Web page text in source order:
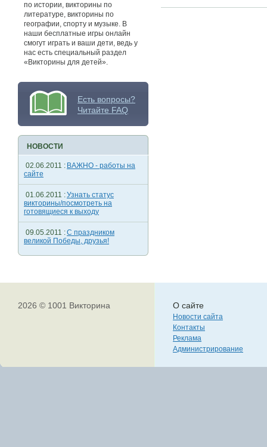
по истории, викторины по
литературе, викторины по
географии, спорту и музыке. В
наши бесплатные игры онлайн
смогут играть и ваши дети, ведь у
нас есть специальный раздел
«Викторины для детей».
Есть вопросы?
Читайте FAQ
НОВОСТИ
02.06.2011 : ВАЖНО - работы на
сайте
01.06.2011 :Узнать статус
викторины/посмотреть на
готовящиеся к выходу
09.05.2011 :С праздником
великой Победы, друзья!
2026 © 1001 Викторина О сайте
Новости сайта
Контакты
Реклама
Администрирование